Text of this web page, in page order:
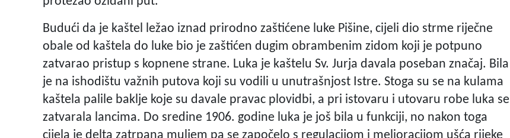
Budući da je kaštel ležao iznad prirodno zaštićene luke Pišine, cijeli dio strme riječne
obale od kaštela do luke bio je zaštićen dugim obrambenim zidom koji je potpuno
zatvarao pristup s kopnene strane. Luka je kaštelu Sv. Jurja davala poseban značaj. Bila
je na ishodištu važnih putova koji su vodili u unutrašnjost Istre. Stoga su se na kulama
kaštela palile baklje koje su davale pravac plovidbi, a pri istovaru i utovaru robe luka se
zatvarala lancima. Do sredine 1906. godine luka je još bila u funkciji, no nakon toga